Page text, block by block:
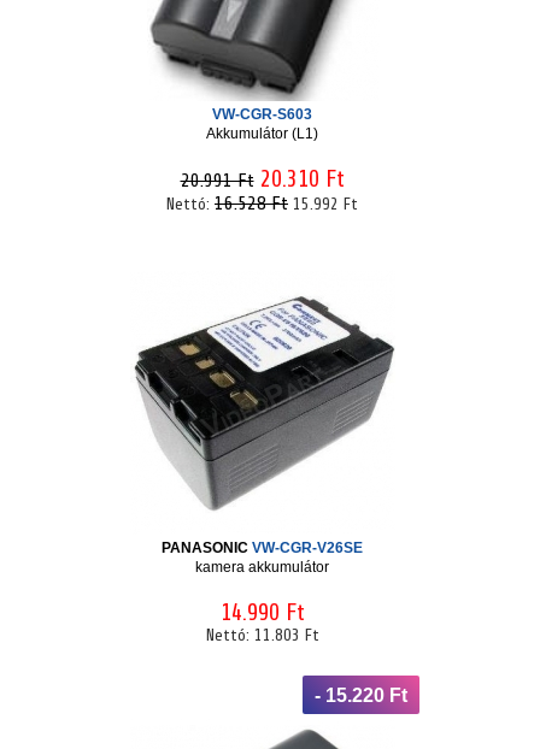
VW-CGR-S603
Akkumulátor (L1)
20.991 Ft 20.310 Ft
Nettó: 16.528 Ft 15.992 Ft
PANASONIC VW-CGR-V26SE
kamera akkumulátor
14.990 Ft
Nettó: 11.803 Ft
- 15.220 Ft